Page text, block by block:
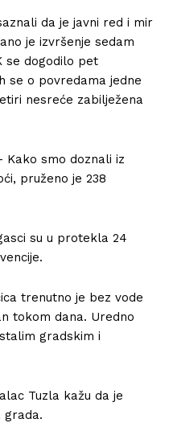
da je javni red i mir
je izvršenje sedam
se dogodilo pet
se o povredama jedne
nesreće zabilježena
Kako smo doznali iz
pruženo je 238
su u protekla 24
trenutno je bez vode
tokom dana. Uredno
gradskim i
Tuzla kažu da je
grada.